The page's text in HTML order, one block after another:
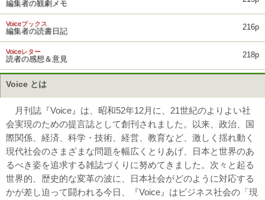
編集者の観劇メモ
Voiceブックス
編集者の読書日記 216p
Voiceレター
読者の感想＆意見 218p
Voice とは
月刊誌『Voice』は、昭和52年12月に、21世紀のよりよい社
会実現のための提言誌として創刊されました。以来、政治、国
際関係、経済、科学・技術、経営、教育など、激しく揺れ動く
現代社会のさまざまな問題を幅広くとりあげ、日本と世界のあ
るべき姿を追求する雑誌づくりに努めてきました。次々と起る
世界的、歴史的な変革の波に、日本社会がどのように対応する
かが差し迫って闘われる今日、『Voice』はビジネス社会の「現